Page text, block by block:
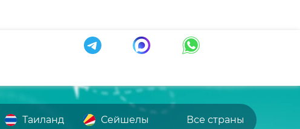
Таиланд Сейшелы Все страны